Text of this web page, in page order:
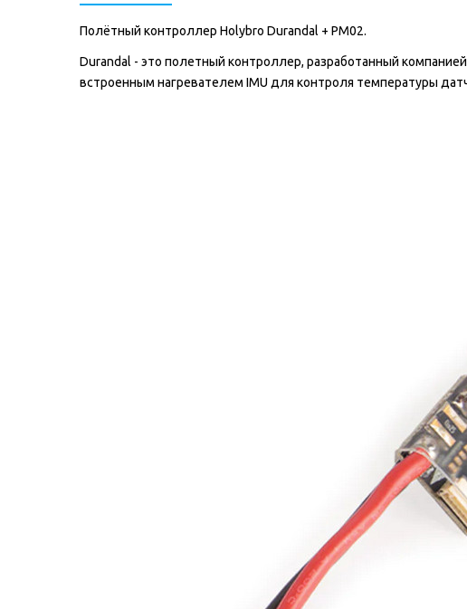
Полётный контроллер Holybro Durandal + PM02.
Durandal - это полетный контроллер, разработанный
встроенным нагревателем IMU для контроля температуры